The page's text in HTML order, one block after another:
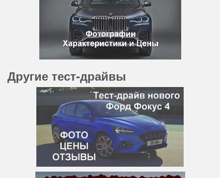
Другие тест-драйвы